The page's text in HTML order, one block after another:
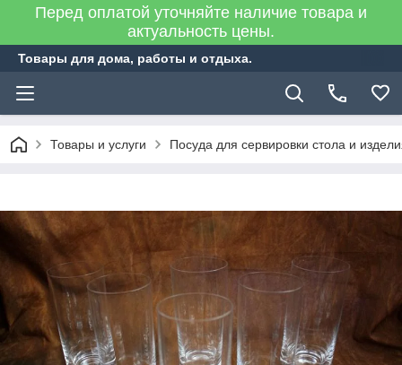
Перед оплатой уточняйте наличие товара и
актуальность цены.
Товары для дома, работы и отдыха.
Товары и услуги Посуда для сервировки стола и